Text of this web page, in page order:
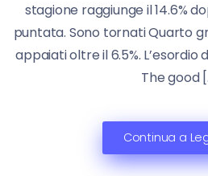
stagione raggiunge il 14.6%
puntata. Sono tornati Quarto
appaiati oltre il 6.5%.
The good
Continua a